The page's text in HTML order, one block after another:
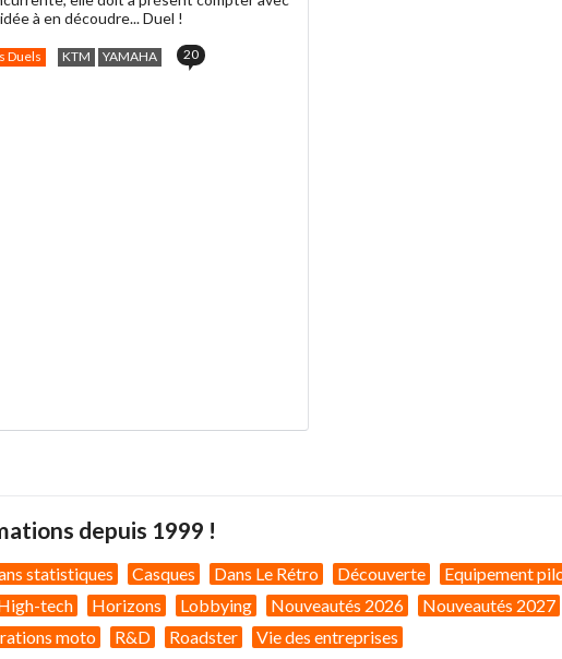
à en découdre... Duel !
Duels KTM YAMAHA 20
depuis 1999 !
statistiques Casques Dans Le Rétro Découverte
Equipement
tech Horizons Lobbying Nouveautés 2026
Nouveautés 2027
moto R&D Roadster Vie des entreprises